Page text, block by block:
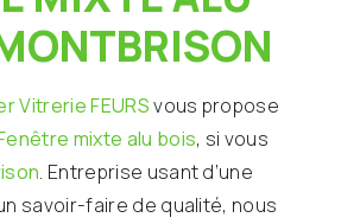
Vitrerie FEURSvous propose
mixte alu bois, si vous
. Entreprise usant d’une
savoir-faire de qualité, nous